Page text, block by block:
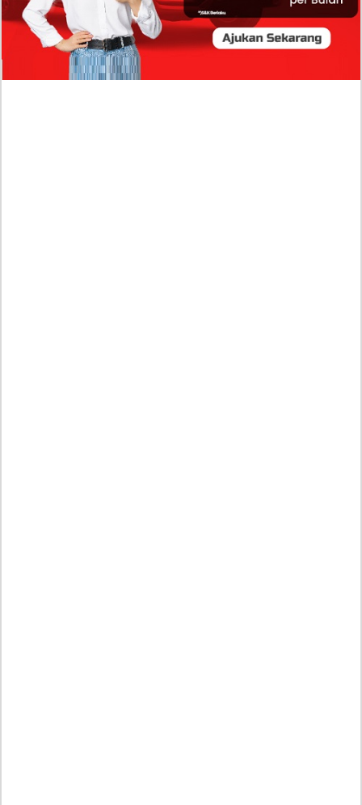
Sumber Penghasilan Asila Maisa Apa Saja? Dituding
Beli Barang Branded Pakai Uang Ayah yang Jadi
Wabup!